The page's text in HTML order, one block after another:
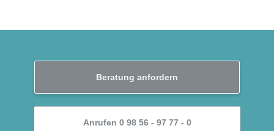
Beratung anfordern
Anrufen 0 98 56 - 97 77 - 0